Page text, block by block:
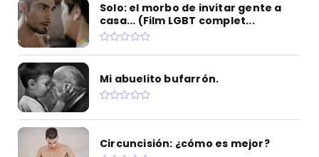
Solo: el morbo de invitar gente a
casa... (Film LGBT complet...
Mi abuelito bufarrón.
Circuncisión: ¿cómo es mejor?